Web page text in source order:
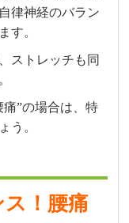
律神経のバラン
す。
ストレッチも同
”の場合は、特
う。
！腰痛